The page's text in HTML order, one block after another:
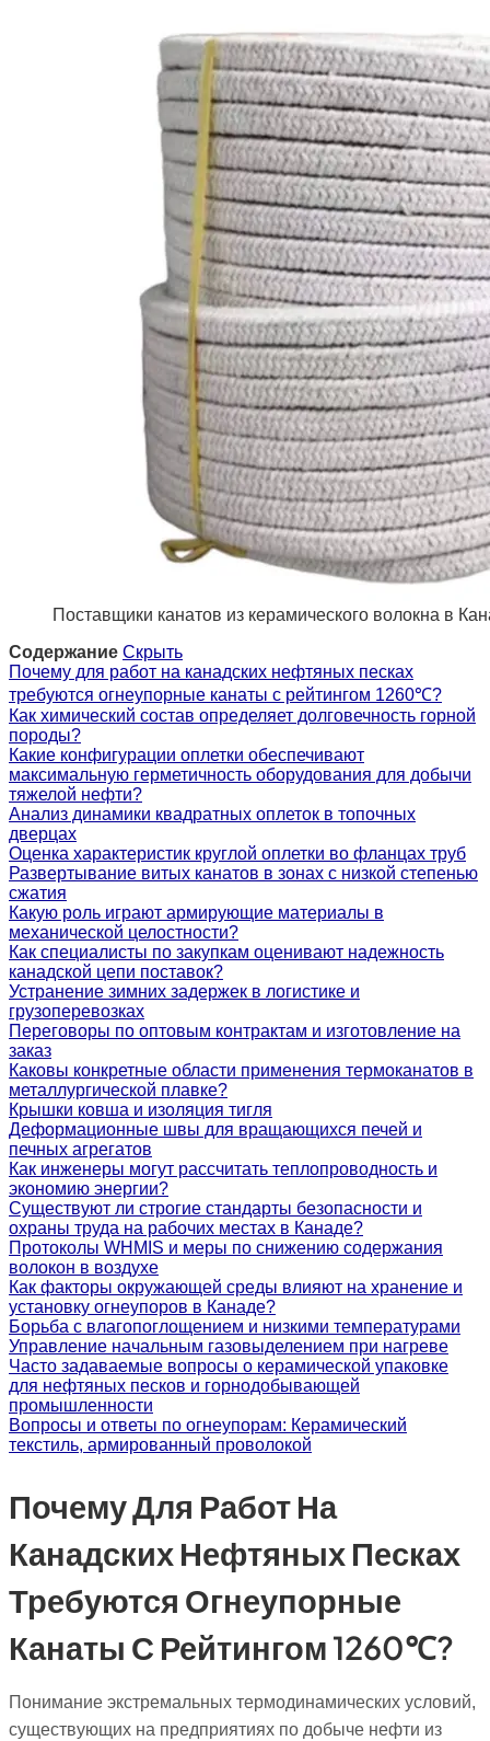
Поставщики канатов из керамического волокна в
Содержание Скрыть
Почему для работ на канадских нефтяных песках
требуются огнеупорные канаты с рейтингом 1260℃?
Как химический состав определяет долговечность горной
породы?
Какие конфигурации оплетки обеспечивают
максимальную герметичность оборудования для добычи
тяжелой нефти?
Анализ динамики квадратных оплеток в топочных
дверцах
Оценка характеристик круглой оплетки во фланцах труб
Развертывание витых канатов в зонах с низкой степенью
сжатия
Какую роль играют армирующие материалы в
механической целостности?
Как специалисты по закупкам оценивают надежность
канадской цепи поставок?
Устранение зимних задержек в логистике и
грузоперевозках
Переговоры по оптовым контрактам и изготовление на
заказ
Каковы конкретные области применения термоканатов в
металлургической плавке?
Крышки ковша и изоляция тигля
Деформационные швы для вращающихся печей и
печных агрегатов
Как инженеры могут рассчитать теплопроводность и
экономию энергии?
Существуют ли строгие стандарты безопасности и
охраны труда на рабочих местах в Канаде?
Протоколы WHMIS и меры по снижению содержания
волокон в воздухе
Как факторы окружающей среды влияют на хранение и
установку огнеупоров в Канаде?
Борьба с влагопоглощением и низкими температурами
Управление начальным газовыделением при нагреве
Часто задаваемые вопросы о керамической упаковке
для нефтяных песков и горнодобывающей
промышленности
Вопросы и ответы по огнеупорам: Керамический
текстиль, армированный проволокой
Почему Для Работ На
Канадских Нефтяных Песках
Требуются Огнеупорные
Канаты С Рейтингом 1260℃?
Понимание экстремальных термодинамических условий,
существующих на предприятиях по добыче нефти из